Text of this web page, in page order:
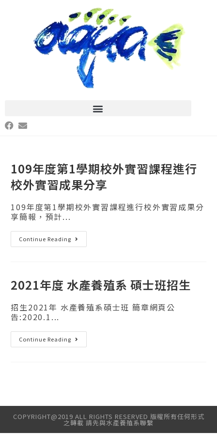
109年度第1學期校外實習課程進行
校外實習成果分享
109年度第1學期校外實習課程進行校外實習成果分
享簡報，預計...
Continue Reading
2021年度 水產養殖系 碩士班招生
招生2021年 水產養殖系碩士班 簡章網頁公
告:2020.1...
Continue Reading
COPYRIGHT@2019 ALL RIGHTS RESERVED 版權所有任何形式
之轉載 請先與水產養殖系聯繫